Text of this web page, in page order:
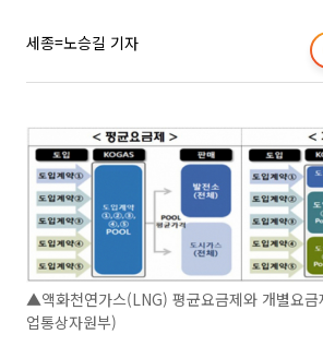
세종=노승길 기자
▲액화천연가스(LNG) 평균요금제와 개별요
업통상자원부)